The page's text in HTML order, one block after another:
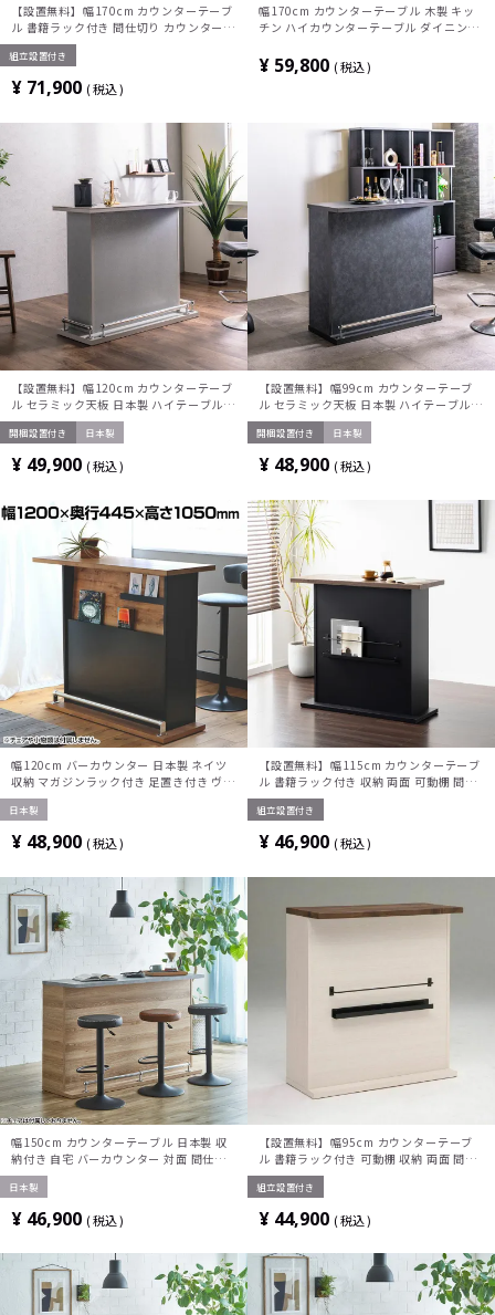
【設置無料】幅170cm カウンターテーブ
ル 書籍ラック付き 間仕切り カウンター
両面 収納 棚 食器棚 バーテーブル ハイテ
ーブル バーカウンター おしゃれ ウッディ
組立設置付き
¥ 71,900 税込
幅170cm カウンターテーブル 木製 キッ
チン ハイカウンターテーブル ダイニング
おしゃれ 北欧 モダン ナチュラル
¥ 59,800 税込
【設置無料】幅120cm カウンターテーブ
ル セラミック天板 日本製 ハイテーブル
収納 間仕切り シンプルモダン バーカウン
ター おしゃれ リビング ダイニング キッ
開梱設置付き 日本製
¥ 49,900 税込
【設置無料】幅99cm カウンターテーブ
ル セラミック天板 日本製 ハイテーブル
収納 間仕切り シンプルモダン バーカウン
ター おしゃれ リビング ダイニング キッ
開梱設置付き 日本製
¥ 48,900 税込
幅120cm バーカウンター 日本製 ネイツ
収納 マガジンラック付き 足置き付き ヴィ
ンテージ カウンターテーブル
日本製
¥ 48,900 税込
【設置無料】幅115cm カウンターテーブ
ル 書籍ラック付き 収納 両面 可動棚 間仕
切り バーテーブル バーカウンター ハイテ
ーブル 食器棚 ヴィンテージ カントリー
組立設置付き
¥ 46,900 税込
幅150cm カウンターテーブル 日本製 収
納付き 自宅 バーカウンター 対面 間仕切
り ホームバー おしゃれ ナチュラルモダン
ダイニング リビング キッチン 完成品
日本製
¥ 46,900 税込
【設置無料】幅95cm カウンターテーブ
ル 書籍ラック付き 可動棚 収納 両面 間仕
切り 食器棚 バーカウンター バーテーブル
ハイテーブル ヴィンテージ カントリー お
組立設置付き
¥ 44,900 税込